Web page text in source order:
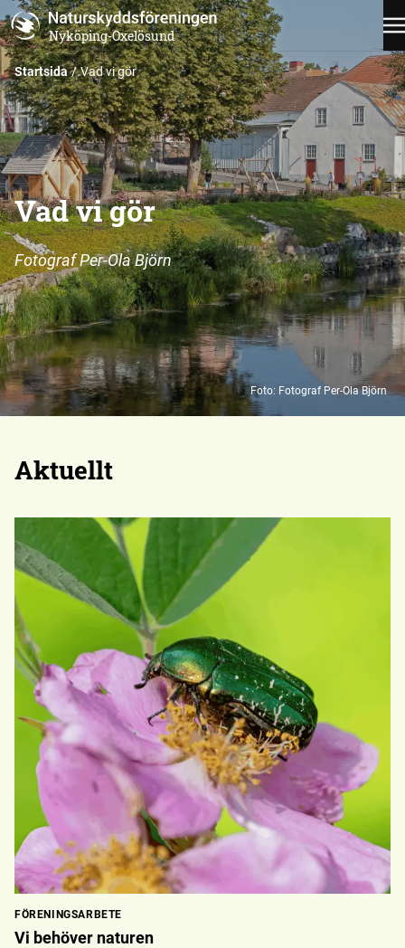
Nyköping-Oxelösund
Startsida Vad vi gör
Vad vi gör
Fotograf Per-Ola Björn
Foto: Fotograf Per-Ola Björn
Aktuellt
FÖRENINGSARBETE
Vi behöver naturen